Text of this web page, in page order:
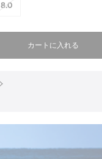
8.0
カートに入れる